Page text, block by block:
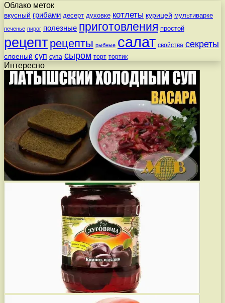
Облако меток
вкусный грибами десерт духовке котлеты курицей мультиварке
печенье пирог полезные приготовления простой
рецепт рецепты рыбные салат свойства секреты
слоеный суп супа сыром торт тортик
Интересно